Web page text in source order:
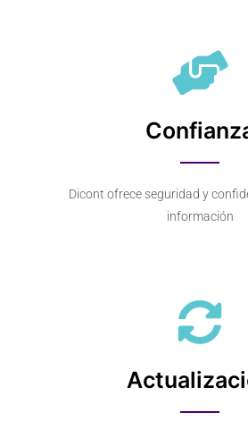
Dicont ofrece seguridad y
información